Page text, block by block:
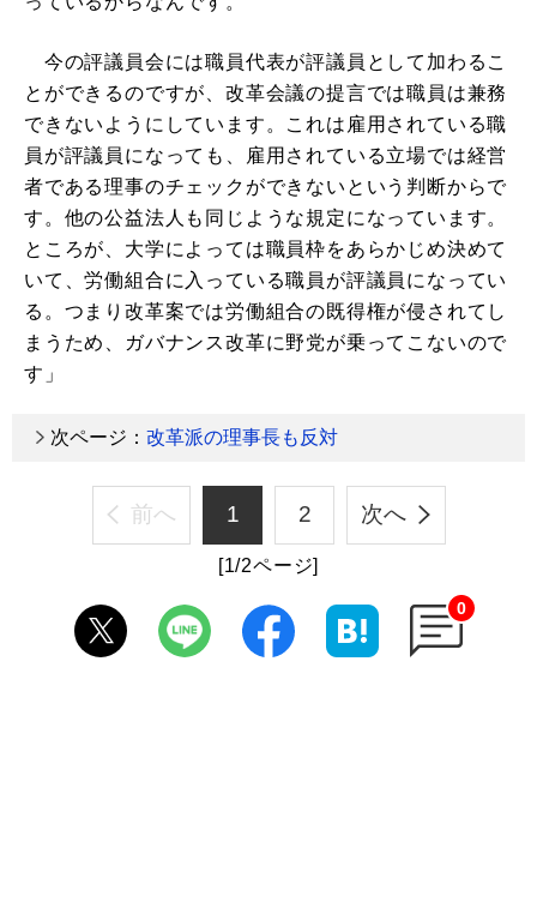
今の評議員会には職員代表が評議員として加わるこ
とができるのですが、改革会議の提言では職員は兼務
できないようにしています。これは雇用されている職
員が評議員になっても、雇用されている立場では経営
者である理事のチェックができないという判断からで
す。他の公益法人も同じような規定になっています。
ところが、大学によっては職員枠をあらかじめ決めて
いて、労働組合に入っている職員が評議員になってい
る。つまり改革案では労働組合の既得権が侵されてし
まうため、ガバナンス改革に野党が乗ってこないので
す」
次ページ： 改革派の理事長も反対
前へ 1 2 次へ
[1/2ページ]
0